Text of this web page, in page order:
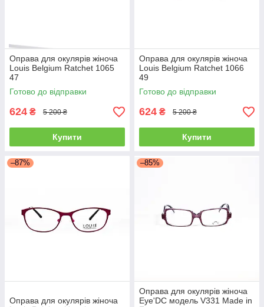
Оправа для окулярів жіноча
Louis Belgium Ratchet 1065
47
Готово до відправки
624 ₴ 5 200 ₴
Купити
Оправа для окулярів жіноча
Louis Belgium Ratchet 1066
49
Готово до відправки
624 ₴ 5 200 ₴
Купити
–87%
Оправа для окулярів жіноча
–85%
Оправа для окулярів жіноча
Eye'DC модель V331 Made in